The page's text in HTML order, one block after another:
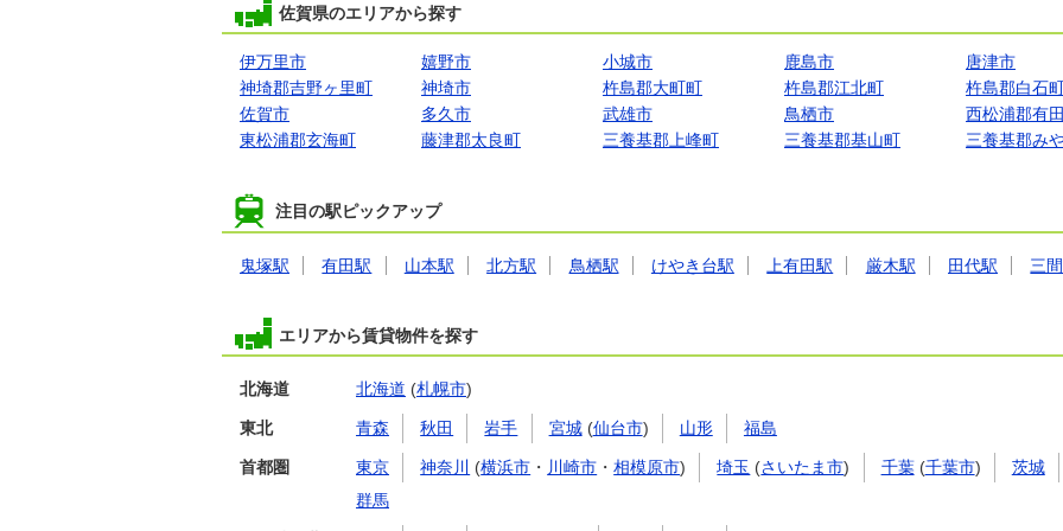
佐賀県のエリアから探す
伊万里市 嬉野市 小城市 鹿島市
唐津市
神埼郡吉野ヶ里町
神埼市 杵島郡大町町 杵島郡江北町
杵島郡白石
佐賀市
多久市 武雄市 鳥栖市
西松浦郡有
東松浦郡玄海町
藤津郡太良町 三養基郡上峰町 三養基郡基山町 三養基郡み
注目の駅ピックアップ
鬼塚駅 有田駅 山本駅 北方駅 鳥栖駅 けやき台駅 上有田駅 厳木駅 田代駅 三
エリアから賃貸物件を探す
北海道 北海道 (札幌市)
東北 青森 秋田 岩手 宮城(仙台市) 山形 福島
首都圏 東京 神奈川 (横浜市 ・ 川崎市 ・相模原市) 埼玉 (さいたま市) 千葉(千葉市) 茨城
群馬